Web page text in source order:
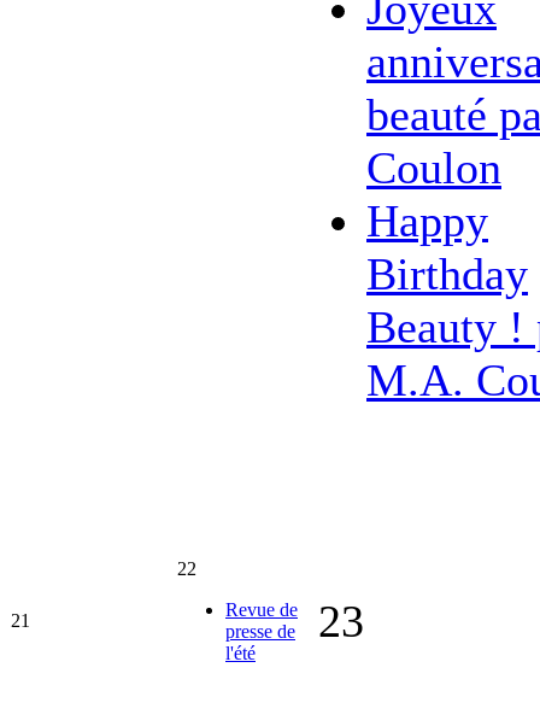
beauté
Coulon
Happy
Birthday
Beauty !
M.A.
21
22
Revue de
presse de
l'été
23